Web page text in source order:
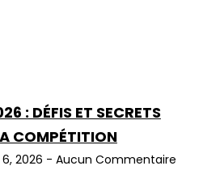
: DÉFIS ET SECRETS
COMPÉTITION
2026 Aucun Commentaire